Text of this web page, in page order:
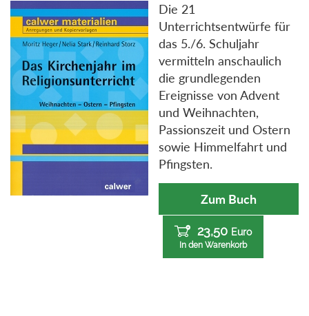
Die 21
Unterrichtsentwürfe für
das 5./6. Schuljahr
vermitteln anschaulich
die grundlegenden
Ereignisse von Advent
und Weihnachten,
Passionszeit und Ostern
sowie Himmelfahrt und
Pfingsten.
Zum Buch
23,50 Euro
In den Warenkorb